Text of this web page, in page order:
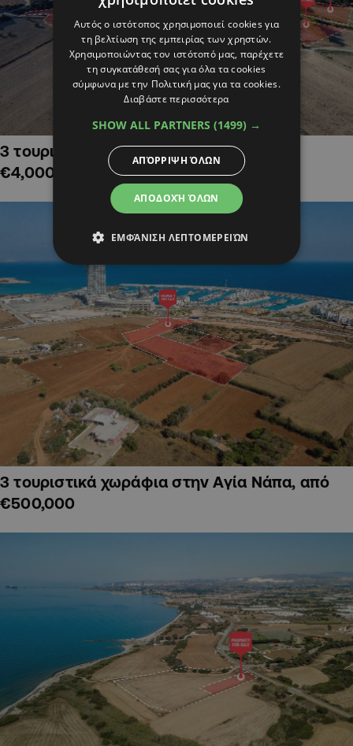
3 τουριστικά χωράφια στην Αλαμινό,
€4,000,000
3 τουριστικά χωράφια στην Αγία Νάπα, από
€500,000
Αυτός ο ιστότοπος χρησιμοποιεί cookies για
τη βελτίωση της εμπειρίας των χρηστών.
Χρησιμοποιώντας τον ιστότοπό μας, παρέχετε
τη συγκατάθεσή σας για όλα τα cookies
σύμφωνα με την Πολιτική μας για τα cookies.
Διαβάστε περισσότερα
SHOW ALL PARTNERS (1499) →
ΑΠΟΔΟΧΉ ΌΛΩΝ
ΑΠΌΡΡΙΨΗ ΌΛΩΝ
ΕΜΦΆΝΙΣΗ ΛΕΠΤΟΜΕΡΕΙΏΝ